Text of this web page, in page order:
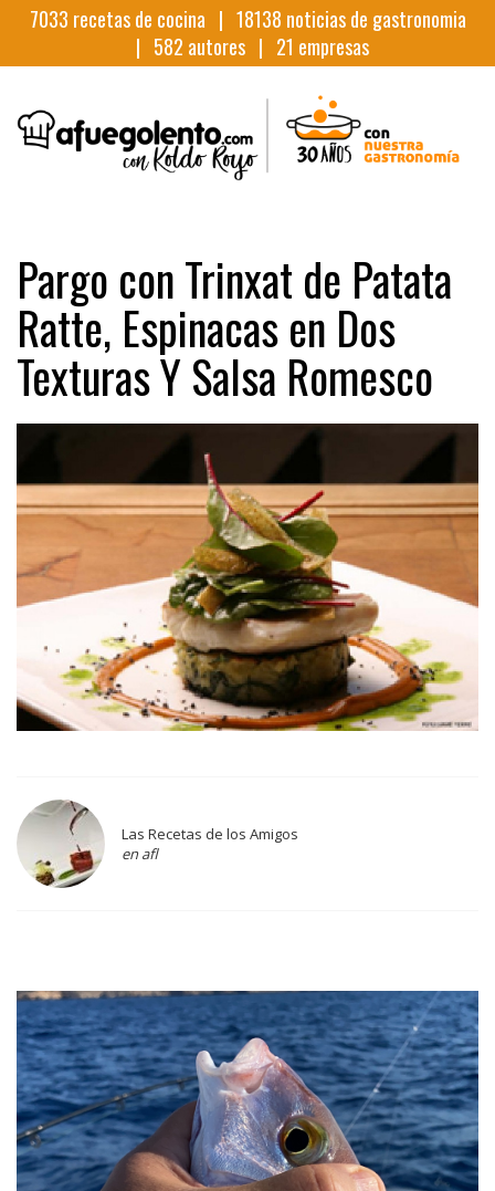
7033 recetas de cocina | 18138 noticias de gastronomia
| 582 autores | 21 empresas
Pargo con Trinxat de Patata
Ratte, Espinacas en Dos
Texturas Y Salsa Romesco
Las Recetas de los Amigos
en afl